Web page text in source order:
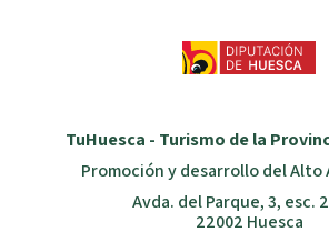
TuHuesca - Turismo de la
Promoción y desarrollo del Alto
Avda. del Parque, 3, esc.
22002 Huesca